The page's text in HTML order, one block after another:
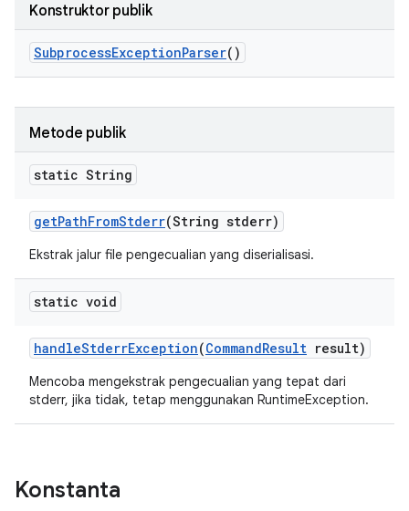
Konstruktor publik
SubprocessExceptionParser()
Metode publik
static String
getPathFromStderr(String stderr)
Ekstrak jalur file pengecualian yang diserialisasi.
static void
handleStderrException(CommandResult result)
Mencoba mengekstrak pengecualian yang tepat dari
stderr, jika tidak, tetap menggunakan RuntimeException.
Konstanta